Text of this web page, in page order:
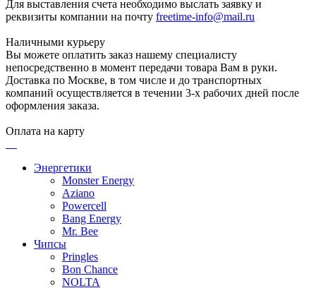
Для выставления счета необходимо выслать заявку и
реквизиты компании на почту freetime-info@mail.ru
Наличными курьеру
Вы можете оплатить заказ нашему специалисту
непосредственно в момент передачи товара Вам в руки.
Доставка по Москве, в том числе и до транспортных
компаний осуществляется в течении 3-х рабочих дней после
оформления заказа.
Оплата на карту
Энергетики
Monster Energy
Aziano
Powercell
Bang Energy
Mr. Bee
Чипсы
Pringles
Bon Chance
NOLTA